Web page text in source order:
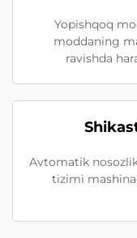
Yopishqoq
moddaning
ravishda
Avtomatik
tizimi